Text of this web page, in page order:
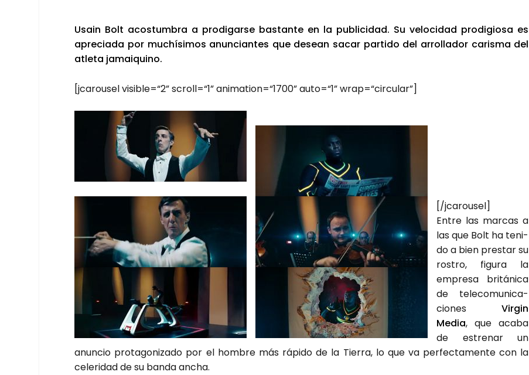
Usain Bolt acos­tum­bra a pro­di­gar­se bas­tan­te en la publi­ci­dad. Su velo­ci­dad pro­di­gio­sa es
apre­cia­da por muchí­si­mos anun­cian­tes que desean sacar par­ti­do del arro­lla­dor caris­ma del
atle­ta jamai­quino.
[jca­rou­sel visible=“2” scroll=“1” animation=“1700” auto=“1” wrap=“circular”]
[/jcarousel]
Entre las mar­cas a
las que Bolt ha teni­
do a bien pres­tar su
ros­tro, figu­ra la
empre­sa bri­tá­ni­ca
de tele­co­mu­ni­ca­
cio­nesVir­gin
Media, que aca­ba
de estre­nar un
anun­cio pro­ta­go­ni­za­do por el hom­bre más rápi­do de la Tie­rra, lo que va per­fec­ta­men­te con la
cele­ri­dad de su ban­da ancha.